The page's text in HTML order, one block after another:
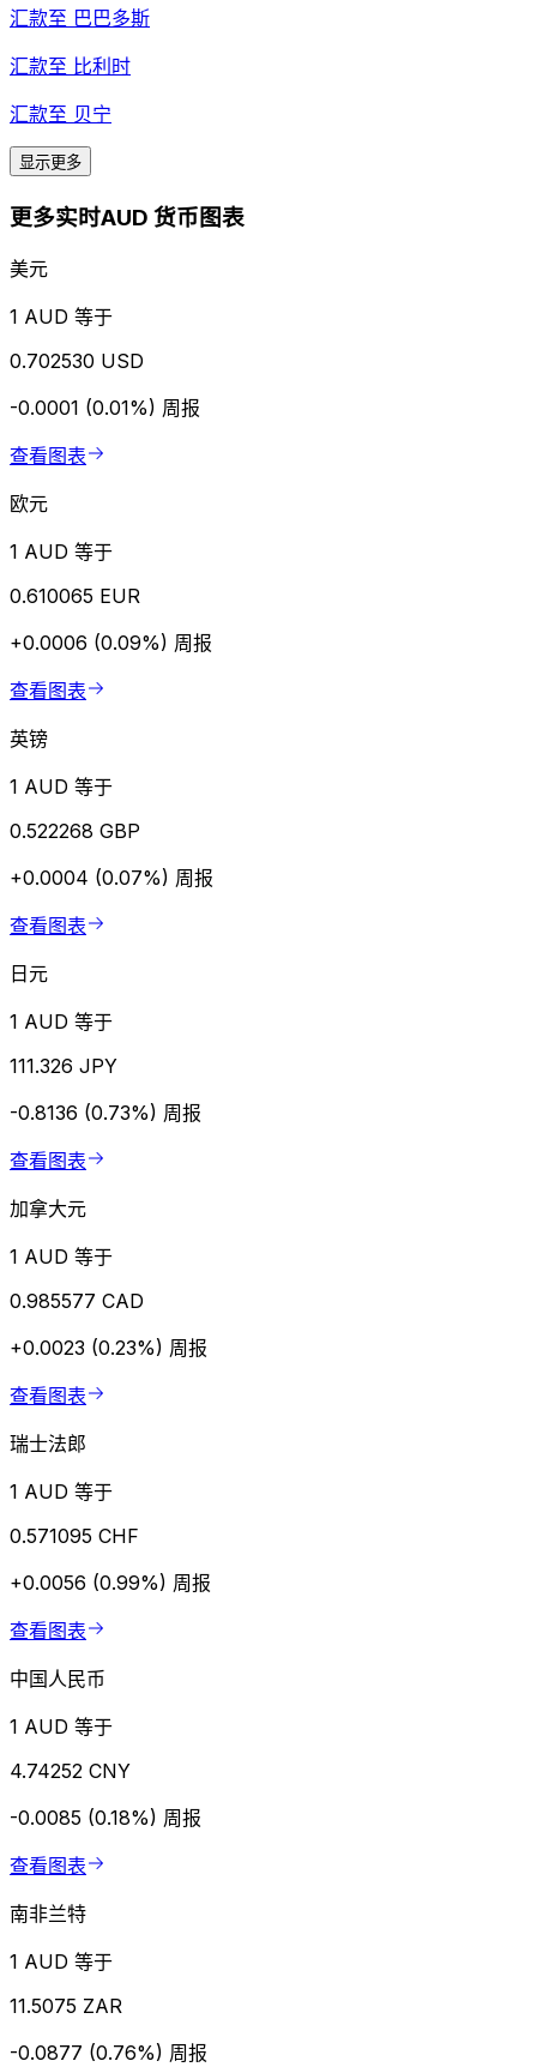
汇款至 巴巴多斯
汇款至 比利时
汇款至 贝宁
显示更多
更多实时AUD 货币图表
美元
1 AUD 等于
0.702530 USD
-0.0001 (0.01%) 周报
查看图表
欧元
1 AUD 等于
0.610065 EUR
+0.0006 (0.09%) 周报
查看图表
英镑
1 AUD 等于
0.522268 GBP
+0.0004 (0.07%) 周报
查看图表
日元
1 AUD 等于
111.326 JPY
-0.8136 (0.73%) 周报
查看图表
加拿大元
1 AUD 等于
0.985577 CAD
+0.0023 (0.23%) 周报
查看图表
瑞士法郎
1 AUD 等于
0.571095 CHF
+0.0056 (0.99%) 周报
查看图表
中国人民币
1 AUD 等于
4.74252 CNY
-0.0085 (0.18%) 周报
查看图表
南非兰特
1 AUD 等于
11.5075 ZAR
-0.0877 (0.76%) 周报